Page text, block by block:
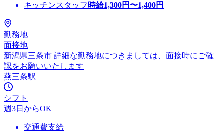
キッチンスタッフ 時給1,300円〜1,400円
勤務地
面接地
新潟県三条市 詳細な勤務地につきましては、面接時にご確
認をお願いいたします
燕三条駅
シフト
週3日からOK
交通費支給